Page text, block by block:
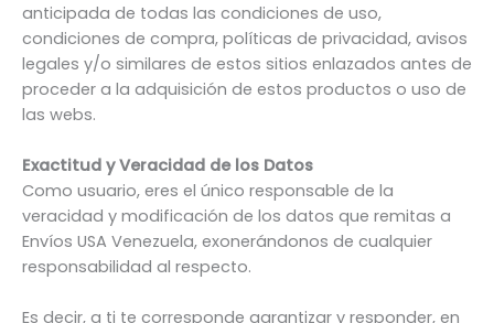
anticipada de todas las condiciones de uso,
condiciones de compra, políticas de privacidad, avisos
legales y/o similares de estos sitios enlazados antes de
proceder a la adquisición de estos productos o uso de
las webs.
Exactitud y Veracidad de los Datos
Como usuario, eres el único responsable de la
veracidad y modificación de los datos que remitas a
Envíos USA Venezuela, exonerándonos de cualquier
responsabilidad al respecto.
Es decir, a ti te corresponde garantizar y responder, en